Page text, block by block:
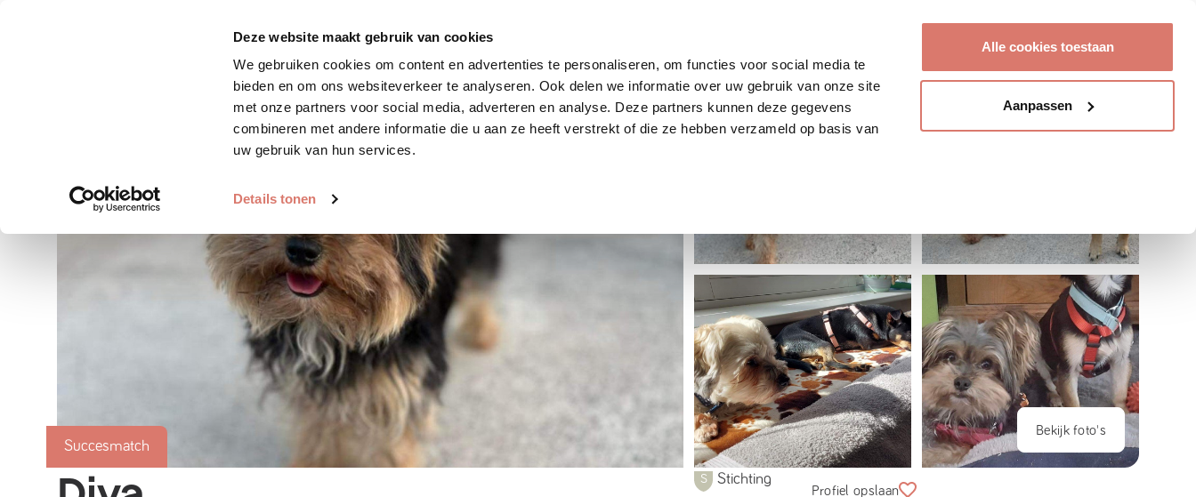
Deze website maakt gebruik van cookies
We gebruiken cookies om content en advertenties te personaliseren, om functies voor social media te
bieden en om ons websiteverkeer te analyseren. Ook delen we informatie over uw gebruik van onze site
met onze partners voor social media, adverteren en analyse. Deze partners kunnen deze gegevens
combineren met andere informatie die u aan ze heeft verstrekt of die ze hebben verzameld op basis van
uw gebruik van hun services.
Details tonen
Alle cookies toestaan
Aanpassen
Zoek huisdier Plaats huisdier Hoe werkt het?
Succesmatch
Bekijk foto's
Stichting
Profiel opslaan